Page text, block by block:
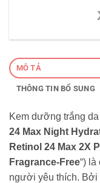
MÔ TẢ
THÔNG TIN BỔ SUNG
Kem dưỡng trắng
24 Max Night
Retinol 24 Max 2X
Fragrance-Free“)
người yêu thích.